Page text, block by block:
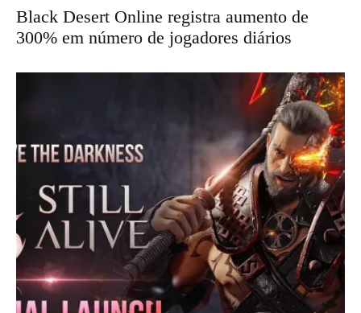
Black Desert Online registra aumento de
300% em número de jogadores diários